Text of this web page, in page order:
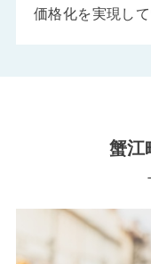
価格化を実現して
蟹江